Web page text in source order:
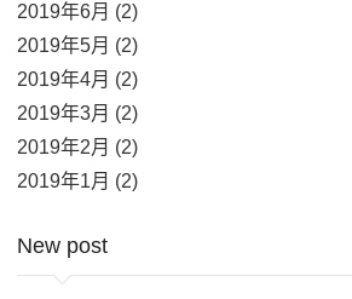
2019年6月 (2)
2019年5月 (2)
2019年4月 (2)
2019年3月 (2)
2019年2月 (2)
2019年1月 (2)
New post